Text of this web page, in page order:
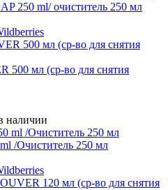
250 ml/ очиститель 250 мл
500 мл (ср-во для снятия
наличии
/Очиститель 250 мл